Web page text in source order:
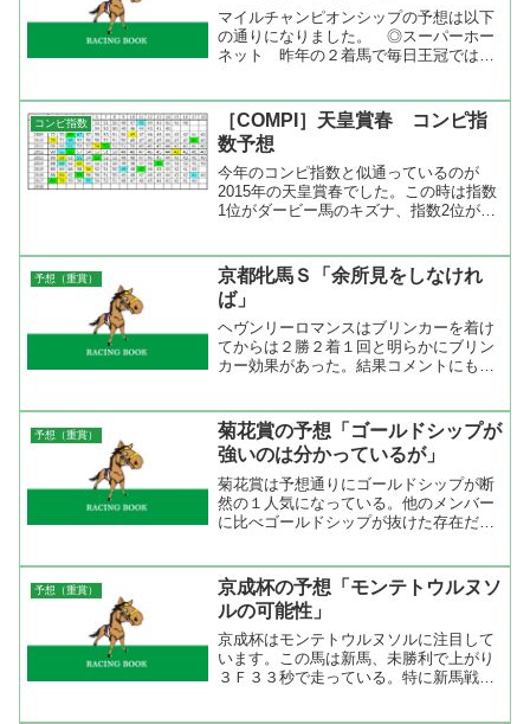
マイルチャンピオンシップの予想は以下
の通りになりました。 ◎スーパーホー
ネット 昨年の２着馬で毎日王冠ではウ
でどんな位置からでも競馬が出来ること
が分かったので、今回も上...
コンピ指数
［COMPI］天皇賞春 コンピ指
数予想
今年のコンピ指数と似通っているのが
2015年の天皇賞春でした。この時は指数
1位がダービー馬のキズナ、指数2位が前
ブアースでしたが、着順は指数5位、指
数9位、指数11の順...
予想（重賞）
京都牝馬Ｓ「余所見をしなけれ
ば」
ヘヴンリーロマンスはブリンカーを着け
てからは２勝２着１回と明らかにブリン
カー効果があった。結果コメントにもそ
効果でまっすぐ走ってくれましたから」
阪神牝馬Ｓ １着 松永騎...
予想（重賞）
菊花賞の予想「ゴールドシップが
強いのは分かっているが」
菊花賞は予想通りにゴールドシップが断
然の１人気になっている。他のメンバー
に比べゴールドシップが抜けた存在だと
「脚質」。最近のゴールドシップの競馬
は後方から追い込んで来て差...
予想（重賞）
京成杯の予想「モンテトウルヌソ
ルの可能性」
京成杯はモンテトウルヌソルに注目して
います。この馬は新馬、未勝利で上がり
３Ｆ３３秒で走っている。特に新馬戦で